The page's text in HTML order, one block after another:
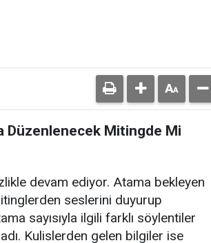
Düzenlenecek Mitingde Mi
devam ediyor. Atama bekleyen
seslerini duyurup
sayısıyla ilgili farklı söylentiler
Kulislerden gelen bilgiler ise